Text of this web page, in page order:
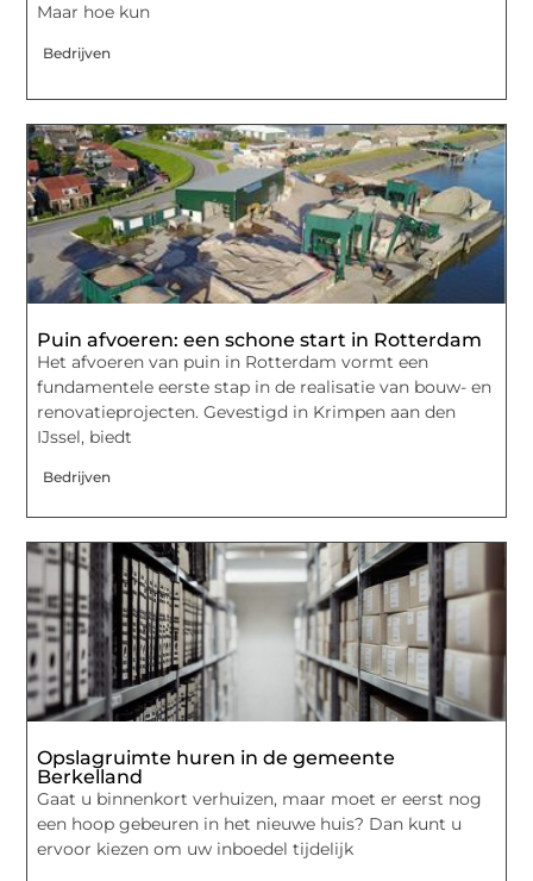
Maar hoe kun
Bedrijven
Puin afvoeren: een schone start in Rotterdam
Het afvoeren van puin in Rotterdam vormt een
fundamentele eerste stap in de realisatie van bouw- en
renovatieprojecten. Gevestigd in Krimpen aan den
IJssel, biedt
Bedrijven
Opslagruimte huren in de gemeente
Berkelland
Gaat u binnenkort verhuizen, maar moet er eerst nog
een hoop gebeuren in het nieuwe huis? Dan kunt u
ervoor kiezen om uw inboedel tijdelijk